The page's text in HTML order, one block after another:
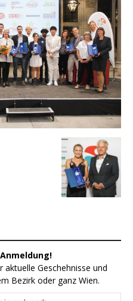
Geschehnisse und
Bezirk oder ganz Wien.